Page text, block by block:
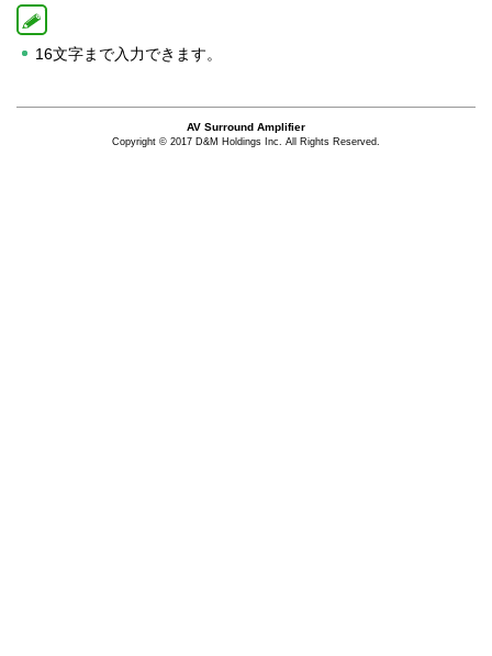
16文字まで入力できます。
AV Surround Amplifier
Copyright © 2017 D&M Holdings Inc. All Rights Reserved.